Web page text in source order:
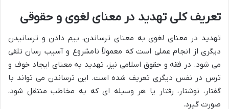
تعریف کلی تهدید در معنای لغوی و حقوقی
تهدید در معنای لغوی به معنای ترساندن، بیم دادن و ترسانیدن
دیگری از انجام عملی است که معمولاً نامشروع و آسیب رسان تلقی
می شود. در فقه و حقوق اسلامی نیز، تهدید به معنای ایجاد خوف و
ترس در نفس دیگری تعریف شده است. این ترساندن می تواند با
گفتار، نوشتار، رفتار یا هر وسیله ای که به مخاطب منتقل شود،
صورت گیرد.